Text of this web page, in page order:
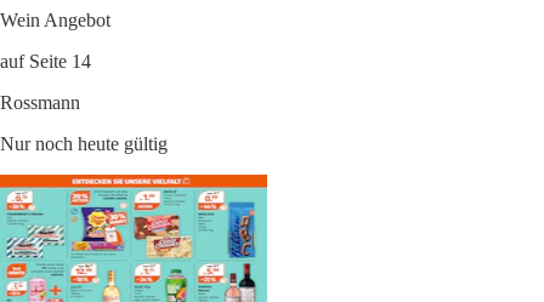
Wein Angebot
auf Seite 14
Rossmann
Nur noch heute gültig